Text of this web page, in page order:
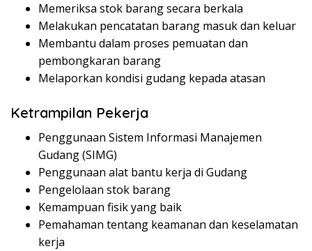
Memeriksa stok barang secara berkala
Melakukan pencatatan barang masuk dan keluar
Membantu dalam proses pemuatan dan
pembongkaran barang
Melaporkan kondisi gudang kepada atasan
Ketrampilan Pekerja
Penggunaan Sistem Informasi Manajemen
Gudang (SIMG)
Penggunaan alat bantu kerja di Gudang
Pengelolaan stok barang
Kemampuan fisik yang baik
Pemahaman tentang keamanan dan keselamatan
kerja